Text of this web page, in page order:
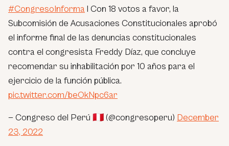
#CongresoInforma l Con 18 votos a favor, la
Subcomisión de Acusaciones Constitucionales aprobó
el informe final de las denuncias constitucionales
contra el congresista Freddy Díaz, que concluye
recomendar su inhabilitación por 10 años para el
ejercicio de la función pública.
pic.twitter.com/beOkNpc6ar
— Congreso del Perú 🇵🇪 (@congresoperu) December
23, 2022